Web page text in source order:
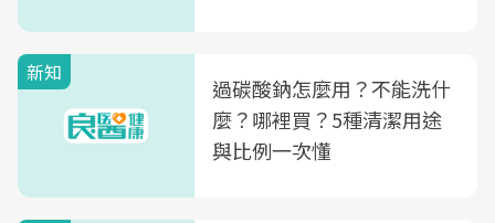
新知
過碳酸鈉怎麼用？不能洗什
麼？哪裡買？5種清潔用途
與比例一次懂